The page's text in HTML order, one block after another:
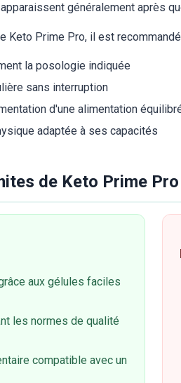
généralement après
Prime Pro, il est
la posologie indiquée
sans interruption
d'une alimentation
adaptée à ses capacités
de Keto Prime Pro
aux gélules faciles
les normes de qualité
compatible avec un